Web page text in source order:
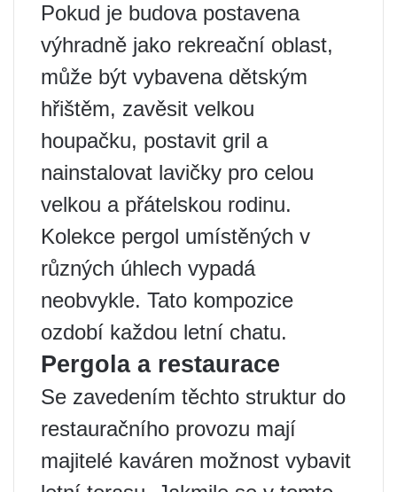
Pokud je budova postavena
výhradně jako rekreační oblast,
může být vybavena dětským
hřištěm, zavěsit velkou
houpačku, postavit gril a
nainstalovat lavičky pro celou
velkou a přátelskou rodinu.
Kolekce pergol umístěných v
různých úhlech vypadá
neobvykle. Tato kompozice
ozdobí každou letní chatu.
Pergola a restaurace
Se zavedením těchto struktur do
restauračního provozu mají
majitelé kaváren možnost vybavit